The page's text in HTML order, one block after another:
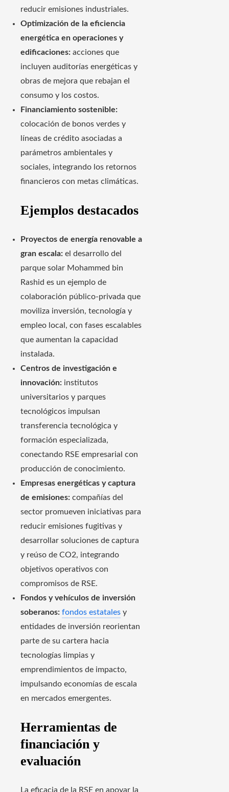
reducir emisiones industriales.
Optimización de la eficiencia
energética en operaciones y
edificaciones: acciones que
incluyen auditorías energéticas y
obras de mejora que rebajan el
consumo y los costos.
Financiamiento sostenible:
colocación de bonos verdes y
líneas de crédito asociadas a
parámetros ambientales y
sociales, integrando los retornos
financieros con metas climáticas.
Ejemplos destacados
Proyectos de energía renovable a
gran escala: el desarrollo del
parque solar Mohammed bin
Rashid es un ejemplo de
colaboración público-privada que
moviliza inversión, tecnología y
empleo local, con fases escalables
que aumentan la capacidad
instalada.
Centros de investigación e
innovación: institutos
universitarios y parques
tecnológicos impulsan
transferencia tecnológica y
formación especializada,
conectando RSE empresarial con
producción de conocimiento.
Empresas energéticas y captura
de emisiones: compañías del
sector promueven iniciativas para
reducir emisiones fugitivas y
desarrollar soluciones de captura
y reúso de CO2, integrando
objetivos operativos con
compromisos de RSE.
Fondos y vehículos de inversión
soberanos: fondos estatales y
entidades de inversión reorientan
parte de su cartera hacia
tecnologías limpias y
emprendimientos de impacto,
impulsando economías de escala
en mercados emergentes.
Herramientas de
financiación y
evaluación
La eficacia de la RSE en apoyar la